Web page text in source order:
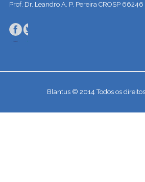
Prof. Dr. Leandro A. P. Pereira CROSP 66246
Blantus © 2014 Todos os